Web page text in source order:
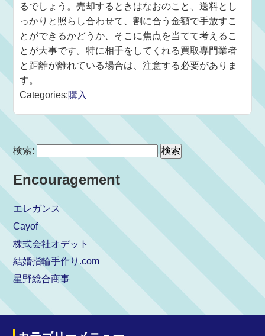
るでしょう。売却するときはなおのこと、送料とし
っかりと照らし合わせて、割に合う金額で手放すこ
とができるかどうか、そこに焦点を当てて考えるこ
とが大事です。特に相手をしてくれる買取専門業者
と距離が離れている場合は、注意する必要がありま
す。
Categories:購入
検索:
Encouragement
エレガンス
Cayof
株式会社オデット
結婚指輪手作り.com
星野総合商事